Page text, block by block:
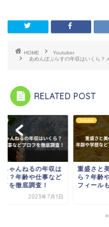
HOME
Youtuber
あめんぼぷらすの年収はいくら？
RELATED POST
ちゃんねるの年収は
ら？年齢や仕事など
フを徹底調査！
2023年7月1日
Youtuber
重盛さと
ら？年齢
フィール